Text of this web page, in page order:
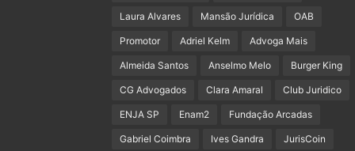
Laura Alvares Mansão Jurídica OAB
Promotor Adriel Kelm Advoga Mais
Almeida Santos Anselmo Melo Burger King
CG Advogados Clara Amaral Club Juridico
ENJA SP Enam2 Fundação Arcadas
Gabriel Coimbra Ives Gandra JurisCoin